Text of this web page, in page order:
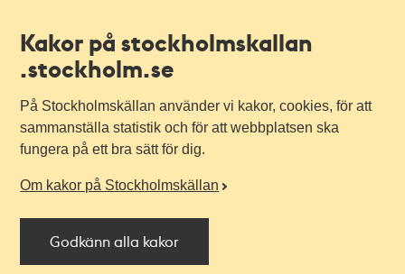
Kakor på stockholmskallan
.stockholm.se
På Stockholmskällan använder vi kakor, cookies, för att
sammanställa statistik och för att webbplatsen ska
fungera på ett bra sätt för dig.
Om kakor på Stockholmskällan
Godkänn alla kakor